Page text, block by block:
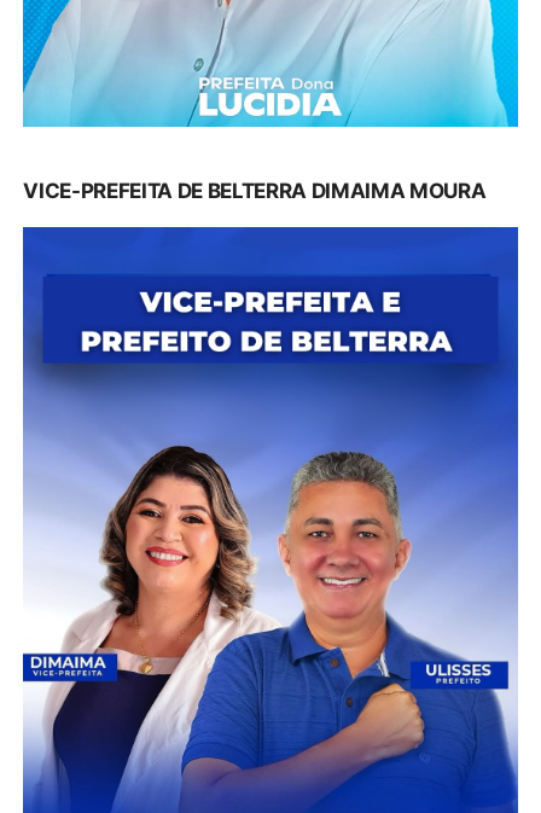
VICE-PREFEITA DE BELTERRA DIMAIMA MOURA